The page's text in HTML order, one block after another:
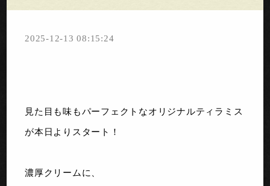
2025-12-13 08:15:24
見た目も味もパーフェクトなオリジナルティラミス
が本日よりスタート！
濃厚クリームに、